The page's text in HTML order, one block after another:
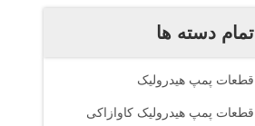
تمام دسته ها
قطعات پمپ هیدرولیک
قطعات پمپ هیدرولیک کاوازاکی